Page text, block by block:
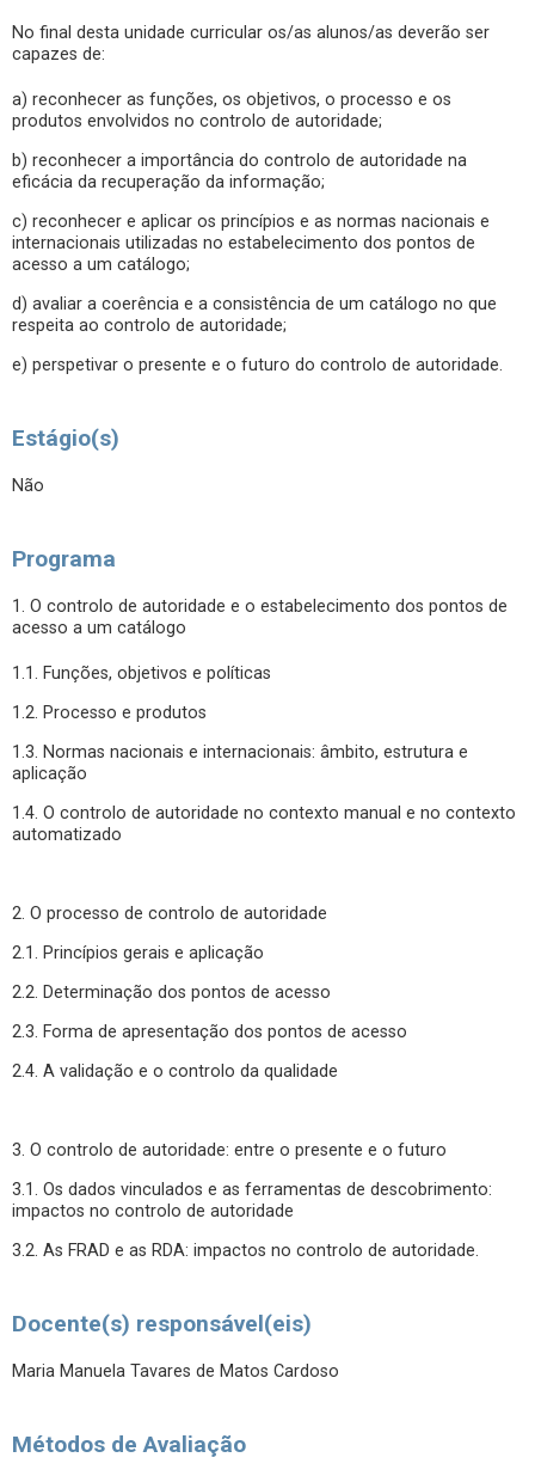
No final desta unidade curricular os/as alunos/as deverão ser
capazes de:
a) reconhecer as funções, os objetivos, o processo e os
produtos envolvidos no controlo de autoridade;
b) reconhecer a importância do controlo de autoridade na
eficácia da recuperação da informação;
c) reconhecer e aplicar os princípios e as normas nacionais e
internacionais utilizadas no estabelecimento dos pontos de
acesso a um catálogo;
d) avaliar a coerência e a consistência de um catálogo no que
respeita ao controlo de autoridade;
e) perspetivar o presente e o futuro do controlo de autoridade.
Estágio(s)
Não
Programa
1. O controlo de autoridade e o estabelecimento dos pontos de
acesso a um catálogo
1.1. Funções, objetivos e políticas
1.2. Processo e produtos
1.3. Normas nacionais e internacionais: âmbito, estrutura e
aplicação
1.4. O controlo de autoridade no contexto manual e no contexto
automatizado
2. O processo de controlo de autoridade
2.1. Princípios gerais e aplicação
2.2. Determinação dos pontos de acesso
2.3. Forma de apresentação dos pontos de acesso
2.4. A validação e o controlo da qualidade
3. O controlo de autoridade: entre o presente e o futuro
3.1. Os dados vinculados e as ferramentas de descobrimento:
impactos no controlo de autoridade
3.2. As FRAD e as RDA: impactos no controlo de autoridade.
Docente(s) responsável(eis)
Maria Manuela Tavares de Matos Cardoso
Métodos de Avaliação